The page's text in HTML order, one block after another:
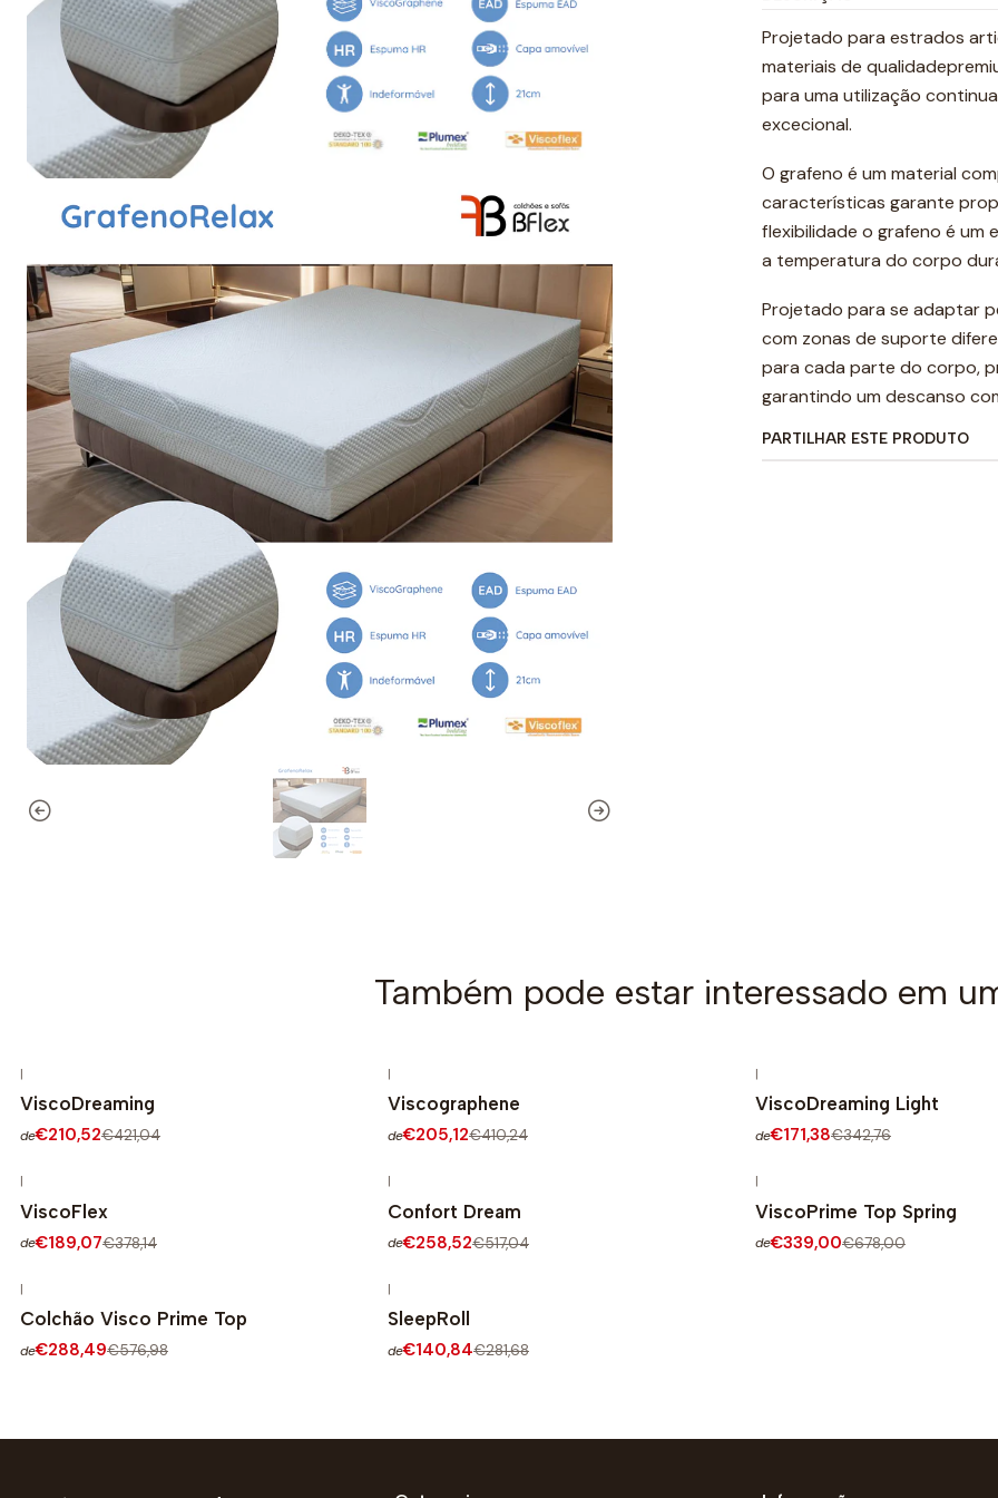
Projetado para estrados
materiais de
para uma utilização
excecional.
O grafeno é um material
características garante
flexibilidade o grafeno é um
a temperatura do corpo
Projetado para se adaptar
com zonas de suporte
para cada parte do corpo,
garantindo um descanso
PARTILHAR ESTE PRODUTO
Também pode estar interessado em
|
ViscoDreaming
de€210,52€421,04
|
Viscographene
de€205,12€410,24
|
ViscoDreaming Light
de€171,38€342,76
|
ViscoFlex
de€189,07€378,14
|
Confort Dream
de€258,52€517,04
|
ViscoPrime Top Spring
de€339,00€678,00
|
Colchão Visco Prime Top
de€288,49€576,98
|
SleepRoll
de€140,84€281,68